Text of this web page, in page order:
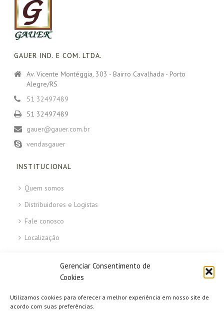
Gerenciar Consentimento de
Cookies
Utilizamos cookies para oferecer a melhor experiência em nosso site de
acordo com suas preferências.
GAUER IND. E COM. LTDA.
Av. Vicente Montéggia, 303 - Bairro Cavalhada - Porto
Alegre/RS
51 32497489
51 32497489
gauer@gauer.com.br
vendasgauer
INSTITUCIONAL
Quem somos
Distribuidores e Logistas
Fale conosco
Localização
ÁREAS DO SITE
Termos de uso